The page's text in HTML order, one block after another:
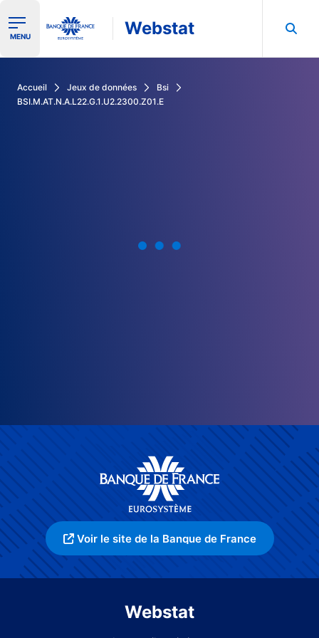
Ouvrir le menu de navigation
MENU Webstat
Accueil Jeux de données
Bsi
BSI.M.AT.N.A.L22.G.1.U2.2300.Z01.E
Voir le site de la Banque de France
Webstat